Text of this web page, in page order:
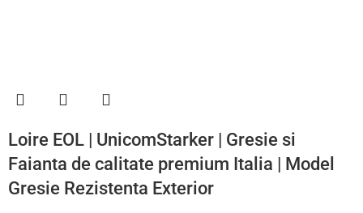
Loire EOL | UnicomStarker | Gresie si
Faianta de calitate premium Italia | Model
Gresie Rezistenta Exterior